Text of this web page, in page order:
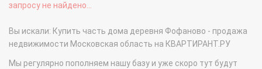
запросу не найдено...
Вы искали: Купить часть дома деревня Фофаново - продажа
недвижимости Московская область на КВАРТИРАНТ.РУ
Мы регулярно пополняем нашу базу и уже скоро тут будут